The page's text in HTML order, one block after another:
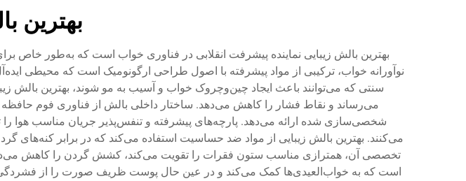
بهترین
بهترین بالش زیبایی نماینده پیشرفت انقلابی در فناوری خواب است که به‌طور
نوآورانه خواب، ترکیبی از مواد پیشرفته با اصول طراحی ارگونومیک است که محیطی
سنتی که می‌توانند باعث ایجاد چین‌وچروک خواب و آسیب به مو شوند، بهترین
می‌رساند و نقاط فشار را کاهش می‌دهد. ساختار داخلی بالش از فناوری فوم
شخصی‌سازی شده ارائه می‌دهد. پارچه‌های پیشرفته و تنفس‌پذیر جریان مناسب هوا
می‌کنند. بهترین بالش زیبایی از مواد ضد حساسیت استفاده می‌کند که در برابر کنه‌های
تخصصی آن، همترازی مناسب ستون فقرات را تقویت می‌کند، کشش گردن را کاهش
است که به خواب‌العیدی‌ها کمک می‌کند و در عین حال پوست ظریف صورت را از فشردگی